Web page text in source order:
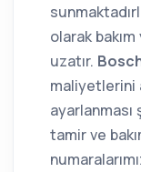
olarak
uzatır.
maliyetlerini
ayarlanması
tamir ve